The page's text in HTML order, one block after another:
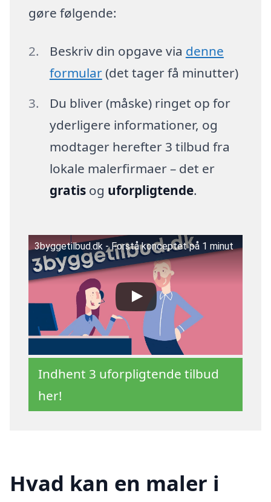
gøre følgende:
Beskriv din opgave via denne
formular(det tager få minutter)
Du bliver (måske) ringet op for
yderligere informationer, og
modtager herefter 3 tilbud fra
lokale malerfirmaer – det er
gratisog uforpligtende.
3byggetilbud.dk - Forstå konceptet på 1 minut
Indhent 3 uforpligtende tilbud
her!
Hvad kan en maler i